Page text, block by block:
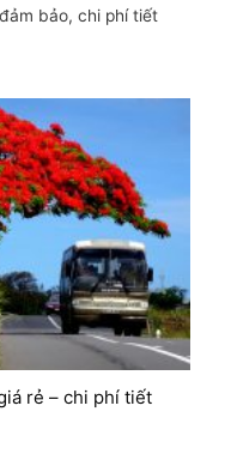
bảo, chi phí tiết
rẻ – chi phí tiết